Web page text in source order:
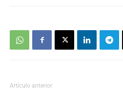
Artículo anterior